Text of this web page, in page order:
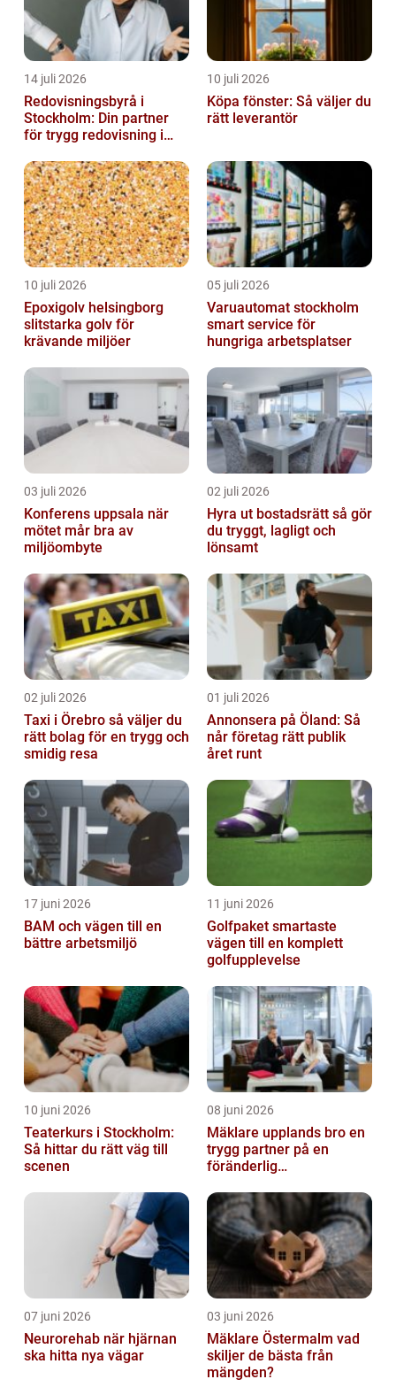
14 juli 2026
Redovisningsbyrå i
Stockholm: Din partner
för trygg redovisning i
10 juli 2026
Köpa fönster: Så väljer du
rätt leverantör
10 juli 2026
Epoxigolv helsingborg
slitstarka golv för
krävande miljöer
05 juli 2026
Varuautomat stockholm
smart service för
hungriga arbetsplatser
03 juli 2026
Konferens uppsala när
mötet mår bra av
miljöombyte
02 juli 2026
Hyra ut bostadsrätt så gör
du tryggt, lagligt och
lönsamt
02 juli 2026
Taxi i Örebro så väljer du
rätt bolag för en trygg och
smidig resa
01 juli 2026
Annonsera på Öland: Så
når företag rätt publik
året runt
17 juni 2026
BAM och vägen till en
bättre arbetsmiljö
11 juni 2026
Golfpaket smartaste
vägen till en komplett
golfupplevelse
10 juni 2026
Teaterkurs i Stockholm:
Så hittar du rätt väg till
scenen
08 juni 2026
Mäklare upplands bro en
trygg partner på en
föränderlig
07 juni 2026
Neurorehab när hjärnan
ska hitta nya vägar
03 juni 2026
Mäklare Östermalm vad
skiljer de bästa från
mängden?